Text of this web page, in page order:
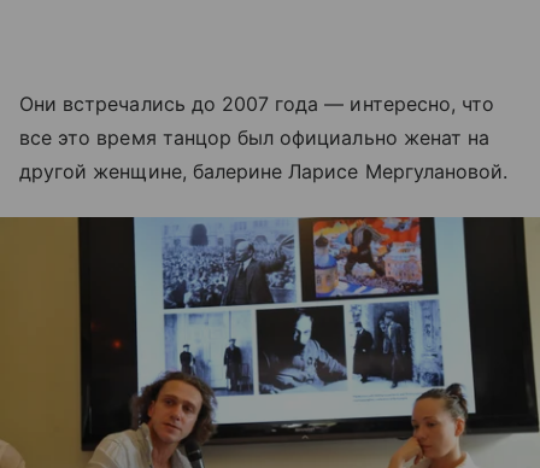
Они встречались до 2007 года — интересно, что
все это время танцор был официально женат на
другой женщине, балерине Ларисе Мергулановой.